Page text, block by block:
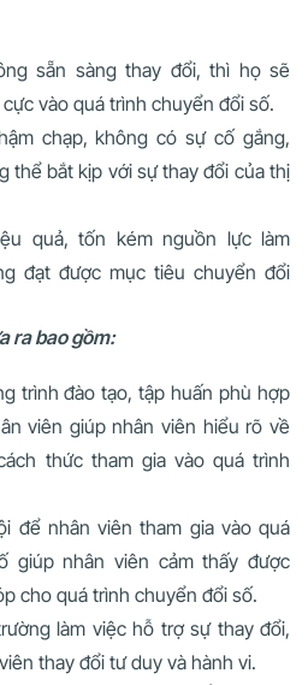
sẵn sàng thay đổi, thì họ sẽ
vào quá trình chuyển đổi số.
chạp, không có sự cố gắng,
thể bắt kịp với sự thay đổi của thị
quả, tốn kém nguồn lực làm
đạt được mục tiêu chuyển đổi
ra bao gồm:
trình đào tạo, tập huấn phù hợp
viên giúp nhân viên hiểu rõ về
thức tham gia vào quá trình
để nhân viên tham gia vào quá
giúp nhân viên cảm thấy được
cho quá trình chuyển đổi số.
làm việc hỗ trợ sự thay đổi,
thay đổi tư duy và hành vi.